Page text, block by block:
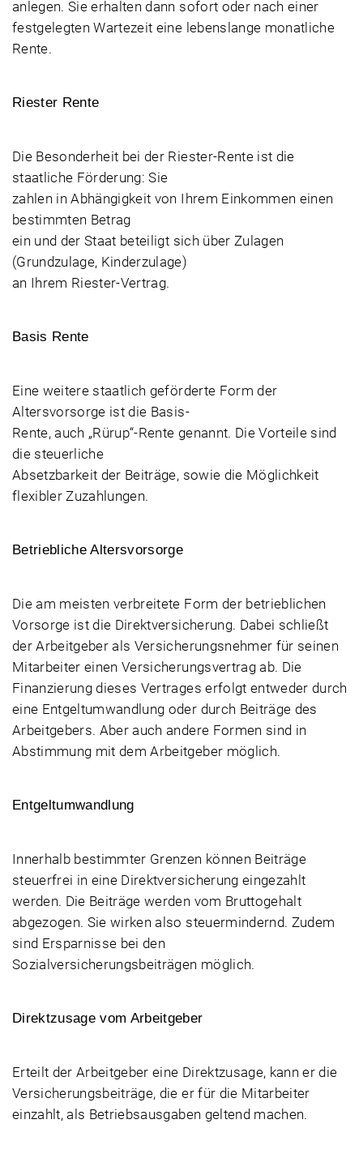
anlegen. Sie erhalten dann sofort oder nach einer
festgelegten Wartezeit eine lebenslange monatliche
Rente.
Riester Rente
Die Besonderheit bei der Riester-Rente ist die
staatliche Förderung: Sie
zahlen in Abhängigkeit von Ihrem Einkommen einen
bestimmten Betrag
ein und der Staat beteiligt sich über Zulagen
(Grundzulage, Kinderzulage)
an Ihrem Riester-Vertrag.
Basis Rente
Eine weitere staatlich geförderte Form der
Altersvorsorge ist die Basis-
Rente, auch „Rürup“-Rente genannt. Die Vorteile sind
die steuerliche
Absetzbarkeit der Beiträge, sowie die Möglichkeit
flexibler Zuzahlungen.
Betriebliche Altersvorsorge
Die am meisten verbreitete Form der betrieblichen
Vorsorge ist die Direktversicherung. Dabei schließt
der Arbeitgeber als Versicherungsnehmer für seinen
Mitarbeiter einen Versicherungsvertrag ab. Die
Finanzierung dieses Vertrages erfolgt entweder durch
eine Entgeltumwandlung oder durch Beiträge des
Arbeitgebers. Aber auch andere Formen sind in
Abstimmung mit dem Arbeitgeber möglich.
Entgeltumwandlung
Innerhalb bestimmter Grenzen können Beiträge
steuerfrei in eine Direktversicherung eingezahlt
werden. Die Beiträge werden vom Bruttogehalt
abgezogen. Sie wirken also steuermindernd. Zudem
sind Ersparnisse bei den
Sozialversicherungsbeiträgen möglich.
Direktzusage vom Arbeitgeber
Erteilt der Arbeitgeber eine Direktzusage, kann er die
Versicherungsbeiträge, die er für die Mitarbeiter
einzahlt, als Betriebsausgaben geltend machen.